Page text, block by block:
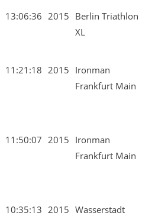
13:06:36 2015 Berlin Triathlon
XL
11:21:18 2015 Ironman
Frankfurt Main
11:50:07 2015 Ironman
Frankfurt Main
10:35:13 2015 Wasserstadt